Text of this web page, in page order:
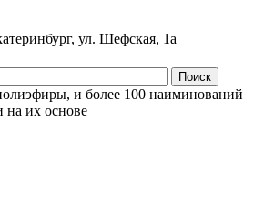
ул. Шефская, 1а
Поиск
и более 100 наиминований
на их основе